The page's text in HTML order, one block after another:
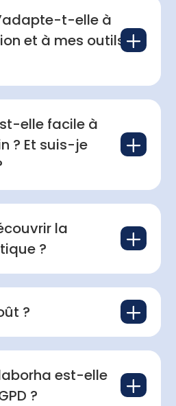
L
t-elle à
et à mes outils
L
elle facile à
? Et suis-je
L
la
?
L
?
L
est-elle
?